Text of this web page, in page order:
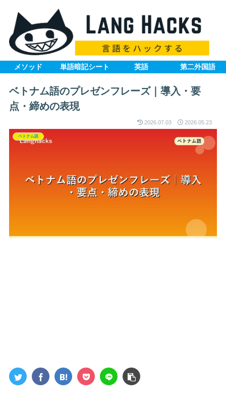
メソッド 単語暗記シート 英語 第二外国語
ベトナム語のプレゼンフレーズ｜導入・要
点・締めの表現
2026.07.03 2026.05.23
ベトナム語